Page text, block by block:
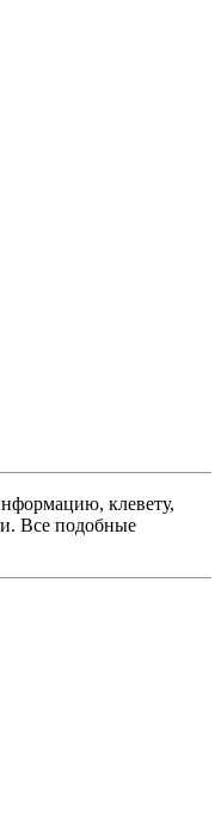
клевету,
Все подобные